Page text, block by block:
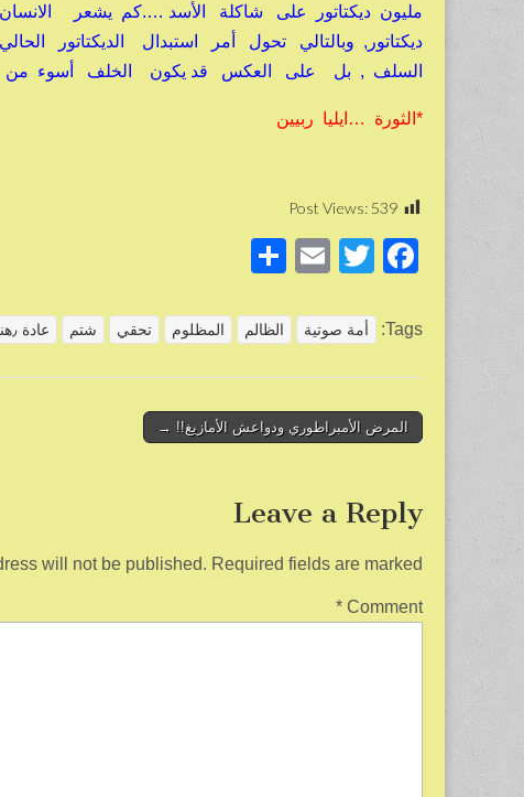
مليون ديكتاتور على شاكلة الأسد ….كم يشعر
ديكتاتور, وبالتالي تحول أمر استبدال الديكتاتور
السلف , بل على العكس قد يكون الخلف أسوء من
*الثورة …ايليا ربيين
Post Views: 539
F
c
o
k
T
tt
E
ail
ar
Tags: أمة صوتية الظالم المظلوم تحقي شتم عادة ٫هنية
Post
المرض الأمبراطوري ودواعش الأمازيغ!! →
Leave a Reply
will not be published. Required fields are marked
Comment
*